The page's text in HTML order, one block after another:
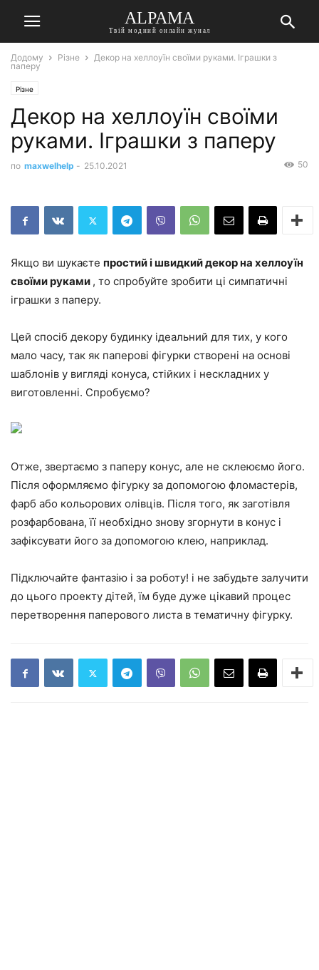
ALPAMA
Твій модний онлайн жунал
Додому Різне
Декор на хеллоуїн своїми руками. Іграшки з
паперу
Різне
Декор на хеллоуїн своїми
руками. Іграшки з паперу
по maxwelhelp - 25.10.2021 50
Якщо ви шукаєте простий і швидкий декор на хеллоуїн
своїми руками , то спробуйте зробити ці симпатичні
іграшки з паперу.
Цей спосіб декору будинку ідеальний для тих, у кого
мало часу, так як паперові фігурки створені на основі
шаблонів у вигляді конуса, стійких і нескладних у
виготовленні. Спробуємо?
Отже, звертаємо з паперу конус, але не склеюємо його.
Після оформляємо фігурку за допомогою фломастерів,
фарб або кольорових олівців. Після того, як заготівля
розфарбована, її необхідно знову згорнути в конус і
зафіксувати його за допомогою клею, наприклад.
Підключайте фантазію і за роботу! і не забудьте залучити
до цього проекту дітей, їм буде дуже цікавий процес
перетворення паперового листа в тематичну фігурку.